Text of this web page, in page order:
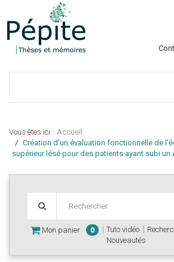
Vous êtes ici : Accueil
Création d'un évaluation fonctionnelle de
supérieur lésé pour des patients ayant subi un
Mon panier 0 Tuto vidéo
Nouveautés